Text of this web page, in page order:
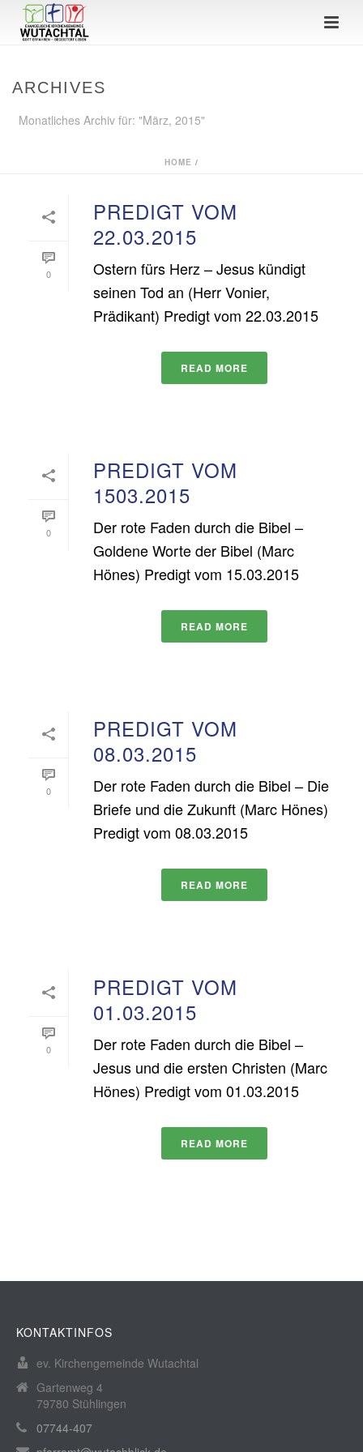
ARCHIVES
Monatliches Archiv für: "März, 2015"
HOME /
0
PREDIGT VOM
22.03.2015
Ostern fürs Herz – Jesus kündigt
seinen Tod an (Herr Vonier,
Prädikant) Predigt vom 22.03.2015
READ MORE
0
PREDIGT VOM
1503.2015
Der rote Faden durch die Bibel –
Goldene Worte der Bibel (Marc
Hönes) Predigt vom 15.03.2015
READ MORE
0
PREDIGT VOM
08.03.2015
Der rote Faden durch die Bibel – Die
Briefe und die Zukunft (Marc Hönes)
Predigt vom 08.03.2015
READ MORE
0
PREDIGT VOM
01.03.2015
Der rote Faden durch die Bibel –
Jesus und die ersten Christen (Marc
Hönes) Predigt vom 01.03.2015
READ MORE
KONTAKTINFOS
ev. Kirchengemeinde Wutachtal
Gartenweg 4
79780 Stühlingen
07744-407